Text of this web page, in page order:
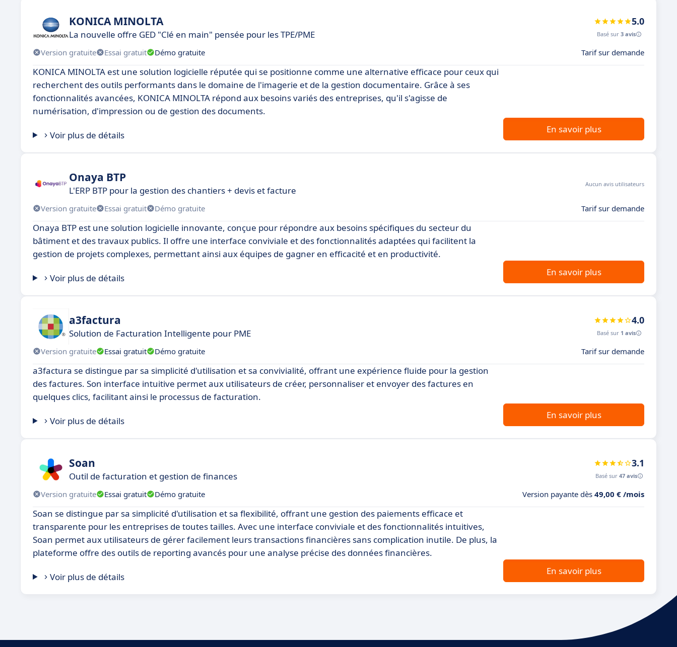
KONICA MINOLTA
La nouvelle offre GED "Clé en main" pensée pour les TPE/PME
5.0
Basé sur 3 avis
Version gratuite Essai gratuit Démo gratuite Tarif sur demande
KONICA MINOLTA est une solution logicielle réputée qui se positionne comme une alternative efficace pour ceux qui
recherchent des outils performants dans le domaine de l'imagerie et de la gestion documentaire. Grâce à ses
fonctionnalités avancées, KONICA MINOLTA répond aux besoins variés des entreprises, qu'il s'agisse de
numérisation, d'impression ou de gestion des documents.
Voir plus de détails
En savoir plus
Onaya BTP
L'ERP BTP pour la gestion des chantiers + devis et facture
Aucun avis utilisateurs
Version gratuite Essai gratuit Démo gratuite Tarif sur demande
Onaya BTP est une solution logicielle innovante, conçue pour répondre aux besoins spécifiques du secteur du
bâtiment et des travaux publics. Il offre une interface conviviale et des fonctionnalités adaptées qui facilitent la
gestion de projets complexes, permettant ainsi aux équipes de gagner en efficacité et en productivité.
Voir plus de détails
En savoir plus
a3factura
Solution de Facturation Intelligente pour PME
4.0
Basé sur 1 avis
Version gratuite Essai gratuit Démo gratuite Tarif sur demande
a3factura se distingue par sa simplicité d'utilisation et sa convivialité, offrant une expérience fluide pour la gestion
des factures. Son interface intuitive permet aux utilisateurs de créer, personnaliser et envoyer des factures en
quelques clics, facilitant ainsi le processus de facturation.
Voir plus de détails
En savoir plus
Soan
Outil de facturation et gestion de finances
3.1
Basé sur 47 avis
Version gratuite Essai gratuit Démo gratuite Version payante dès 49,00 € /mois
Soan se distingue par sa simplicité d'utilisation et sa flexibilité, offrant une gestion des paiements efficace et
transparente pour les entreprises de toutes tailles. Avec une interface conviviale et des fonctionnalités intuitives,
Soan permet aux utilisateurs de gérer facilement leurs transactions financières sans complication inutile. De plus, la
plateforme offre des outils de reporting avancés pour une analyse précise des données financières.
Voir plus de détails
En savoir plus